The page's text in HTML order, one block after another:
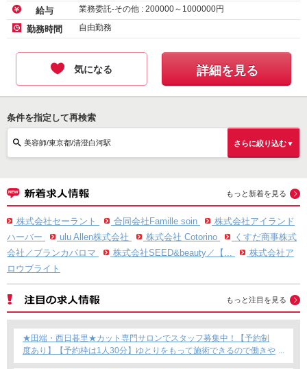
給与 業務委託-その他 : 200000～ 1000000円
勤務時間 自由勤務
気になる 詳細を見る
条件を指定して再検索
美容師/東京都/清澄白河駅 さらに絞り込む▼
もっと新着を見る
株式会社セーラント 合同会社Famille soin
株式会社アイランド
ハーバー
ulu Allen株式会社 株式会社 Cotorino
くすだ商事株式
会社／ブランカパロマ
株式会社SEED&beauty／【...
株式会社ア
ロウブライト
もっと注目を見る
★田端・西日暮里★カット専門サロンでスタッフ募集中！【予約制
度あり】【予約枠は1人30分】ゆとりをもって施術できるので働きや
すい！これからカット専門店で働きたい方にもおすすめ◎